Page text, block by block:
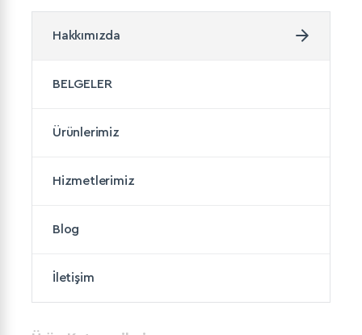
Hakkımızda
BELGELER
Ürünlerimiz
Hizmetlerimiz
Blog
İletişim